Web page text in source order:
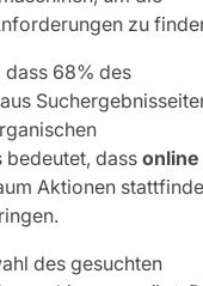
zu
dass 68% des
bedeutet, dass online
Aktionen
des gesuchten